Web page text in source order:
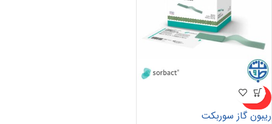
ناموجو
د
ریبون گاز سوربکت